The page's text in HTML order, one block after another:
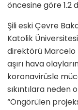
öncesine göre 1.2
Şili eski Çevre
Katolik
direktörü Marcelo
aşırı hava
koronavirüsle
sıkıntılara neden
“Öngörülen